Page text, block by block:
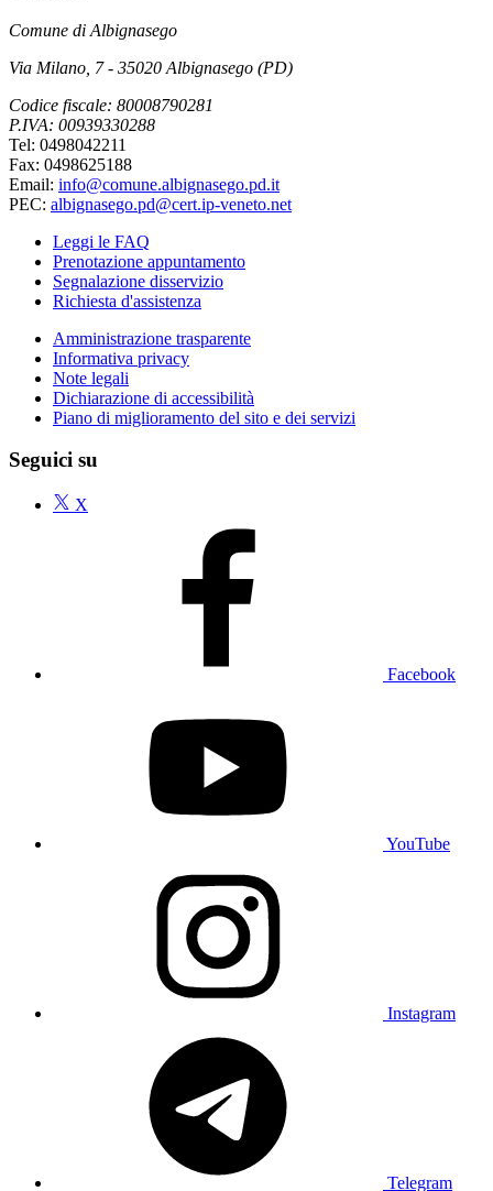
Comune di Albignasego
Via Milano, 7 - 35020 Albignasego (PD)
Codice fiscale: 80008790281
P.IVA: 00939330288
Tel: 0498042211
Fax: 0498625188
Email: info@comune.albignasego.pd.it
PEC: albignasego.pd@cert.ip-veneto.net
Leggi le FAQ
Prenotazione appuntamento
Segnalazione disservizio
Richiesta d'assistenza
Amministrazione trasparente
Informativa privacy
Note legali
Dichiarazione di accessibilità
Piano di miglioramento del sito e dei servizi
Seguici su
X
Facebook
YouTube
Instagram
Telegram